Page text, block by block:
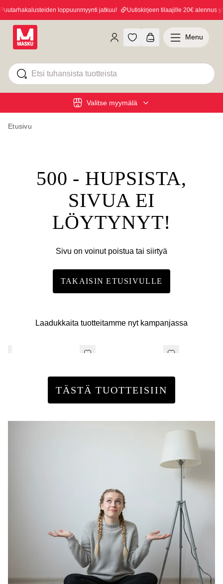
loppuunmyynti jatkuu! Uutiskirjeen tilaajille 20€ alennus yli
Valitse myymälä
Menu
Etusivu
500 - HUPSISTA,
SIVUA EI
LÖYTYNYT!
Sivu on voinut poistua tai siirtyä
TAKAISIN ETUSIVULLE
Laadukkaita tuotteitamme nyt kampanjassa
TÄSTÄ TUOTTEISIIN